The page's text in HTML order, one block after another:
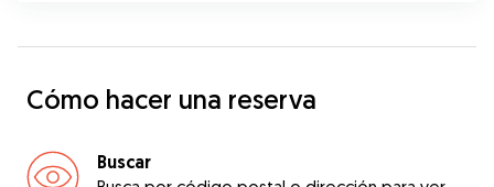
Cómo hacer una reserva
Buscar